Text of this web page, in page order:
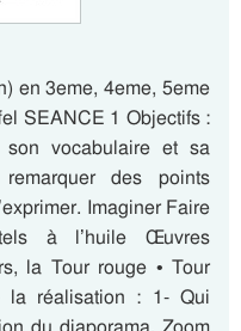
en 3eme, 4eme, 5eme
SEANCE 1 Objectifs :
son vocabulaire et sa
des points
Imaginer Faire
à l’huile Œuvres
la Tour rouge • Tour
la réalisation : 1- Qui